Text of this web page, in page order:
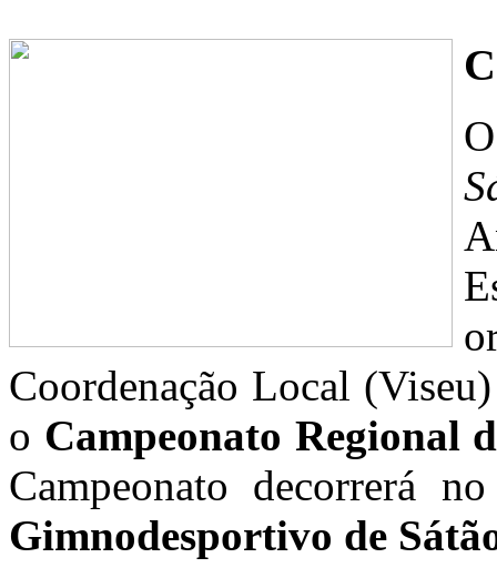
Coordenação Local
o Campeonato Regional
Campeonato decorrerá no
Gimnodesportivo de